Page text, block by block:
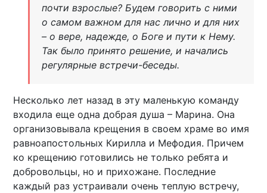
почти взрослые? Будем говорить с ними
о самом важном для нас лично и для них
– о вере, надежде, о Боге и пути к Нему.
Так было принято решение, и начались
регулярные встречи-беседы.
Несколько лет назад в эту маленькую команду
входила еще одна добрая душа – Марина. Она
организовывала крещения в своем храме во имя
равноапостольных Кирилла и Мефодия. Причем
ко крещению готовились не только ребята и
добровольцы, но и прихожане. Последние
каждый раз устраивали очень теплую встречу,